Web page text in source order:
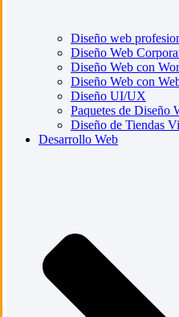
Diseño web
Diseño Web
Diseño Web con
Diseño Web con
Diseño UI/UX
Paquetes de Diseño
Diseño de Tiendas
Desarrollo Web